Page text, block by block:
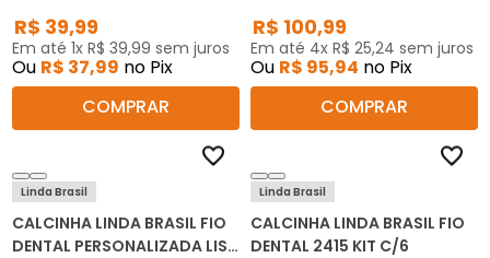
R$ 39,99
Em até 1x R$ 39,99 sem juros
Ou R$ 37,99 no Pix
COMPRAR
R$ 100,99
Em até 4x R$ 25,24 sem juros
Ou R$ 95,94 no Pix
COMPRAR
Linda Brasil
CALCINHA LINDA BRASIL FIO
DENTAL PERSONALIZADA LISA
Linda Brasil
CALCINHA LINDA BRASIL FIO
DENTAL 2415 KIT C/6